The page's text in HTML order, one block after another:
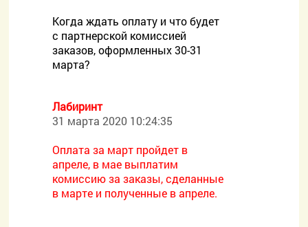
Когда ждать оплату и что будет
с партнерской комиссией
заказов, оформленных 30-31
марта?
Лабиринт
31 марта 2020 10:24:35
Оплата за март пройдет в
апреле, в мае выплатим
комиссию за заказы, сделанные
в марте и полученные в апреле.